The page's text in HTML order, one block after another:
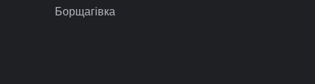
Борщагівка